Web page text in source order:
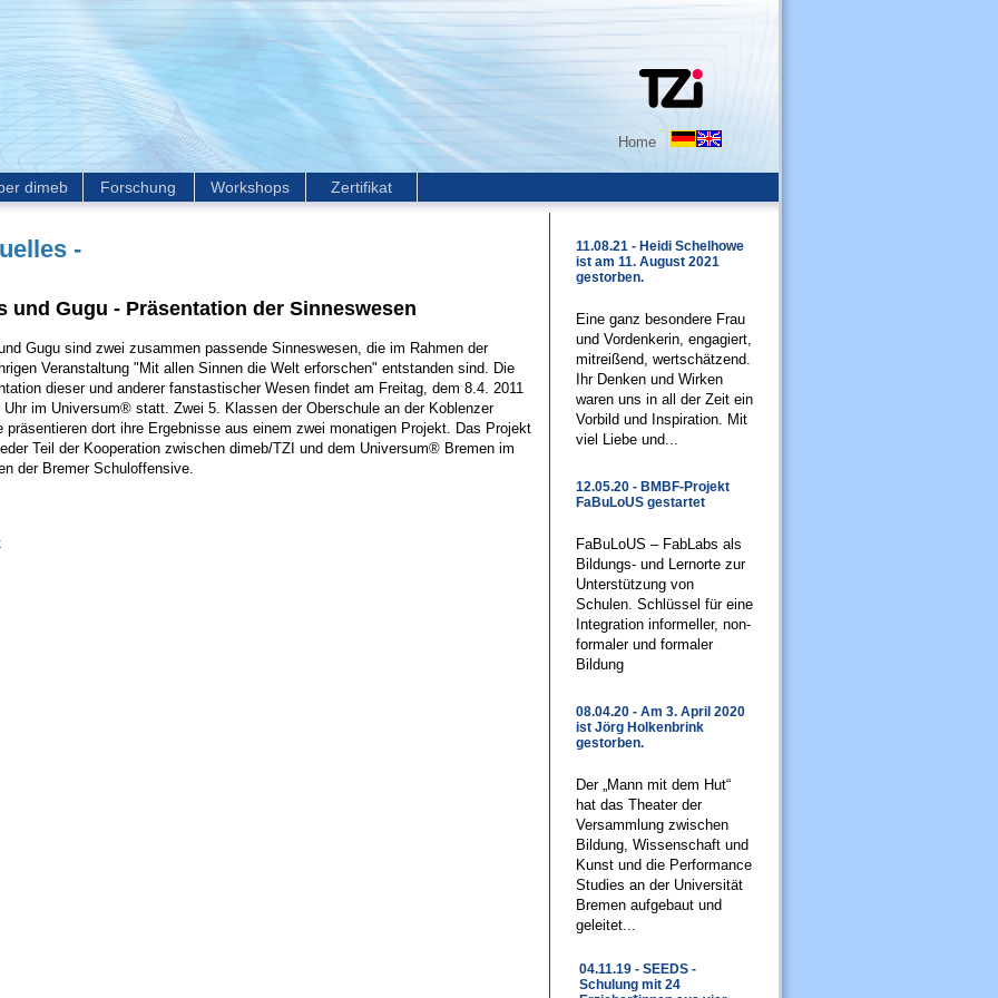
Home
dimeb Forschung Workshops Zertifikat
-
und Gugu - Präsentation der Sinneswesen
Gugu sind zwei zusammen passende Sinneswesen, die im Rahmen der
Veranstaltung "Mit allen Sinnen die Welt erforschen" entstanden sind. Die
dieser und anderer fanstastischer Wesen findet am Freitag, dem 8.4. 2011
Uhr im Universum® statt. Zwei 5. Klassen der Oberschule an der Koblenzer
präsentieren dort ihre Ergebnisse aus einem zwei monatigen Projekt. Das Projekt
Teil der Kooperation zwischen dimeb/TZI und dem Universum® Bremen im
der Bremer Schuloffensive.
11.08.21 - Heidi Schelhowe
ist am 11. August 2021
gestorben.
Eine ganz besondere Frau
und Vordenkerin, engagiert,
mitreißend, wertschätzend.
Ihr Denken und Wirken
waren uns in all der Zeit ein
Vorbild und Inspiration. Mit
viel Liebe und...
12.05.20 - BMBF-Projekt
FaBuLoUS gestartet
FaBuLoUS – FabLabs als
Bildungs- und Lernorte zur
Unterstützung von
Schulen. Schlüssel für eine
Integration informeller, non-
formaler und formaler
Bildung
08.04.20 - Am 3. April 2020
ist Jörg Holkenbrink
gestorben.
Der „Mann mit dem Hut“
hat das Theater der
Versammlung zwischen
Bildung, Wissenschaft und
Kunst und die Performance
Studies an der Universität
Bremen aufgebaut und
geleitet...
04.11.19 - SEEDS -
Schulung mit 24